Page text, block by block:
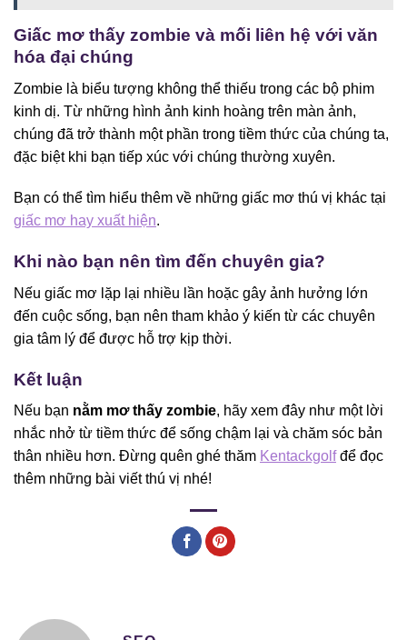
Giấc mơ thấy zombie và mối liên hệ với văn
hóa đại chúng
Zombie là biểu tượng không thể thiếu trong các bộ phim
kinh dị. Từ những hình ảnh kinh hoàng trên màn ảnh,
chúng đã trở thành một phần trong tiềm thức của chúng ta,
đặc biệt khi bạn tiếp xúc với chúng thường xuyên.
Bạn có thể tìm hiểu thêm về những giấc mơ thú vị khác tại
giấc mơ hay xuất hiện.
Khi nào bạn nên tìm đến chuyên gia?
Nếu giấc mơ lặp lại nhiều lần hoặc gây ảnh hưởng lớn
đến cuộc sống, bạn nên tham khảo ý kiến từ các chuyên
gia tâm lý để được hỗ trợ kịp thời.
Kết luận
Nếu bạn nằm mơ thấy zombie, hãy xem đây như một lời
nhắc nhở từ tiềm thức để sống chậm lại và chăm sóc bản
thân nhiều hơn. Đừng quên ghé thăm Kentackgolfđể đọc
thêm những bài viết thú vị nhé!